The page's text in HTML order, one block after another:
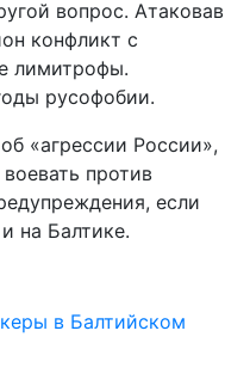
вопрос. Атаковав
конфликт с
лимитрофы.
русофобии.
«агрессии России»,
против
если
на Балтике.
в Балтийском